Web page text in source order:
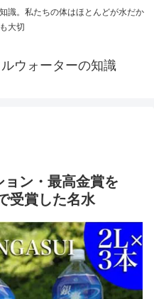
識。私たちの体はほとんどが水だか
大切
ウォーターの知識
ン・最高金賞を
受賞した名水